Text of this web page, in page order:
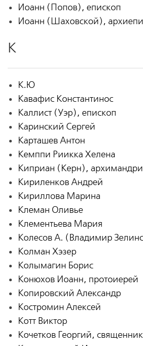
Иоанн (Попов), епископ
Иоанн (Шаховской),
К
К.Ю
Кавафис Константинос
Каллист (Уэр), епископ
Каринский Сергей
Карташев Антон
Кемппи Риикка Хелена
Киприан (Керн),
Кириленков Андрей
Кириллова Марина
Клеман Оливье
Клементьева Мария
Колесов А. (Владимир
Колман Хэзер
Колымагин Борис
Конюхов Иоанн, протоиерей
Копировский Александр
Костромин Алексей
Котт Виктор
Кочетков Георгий, священник